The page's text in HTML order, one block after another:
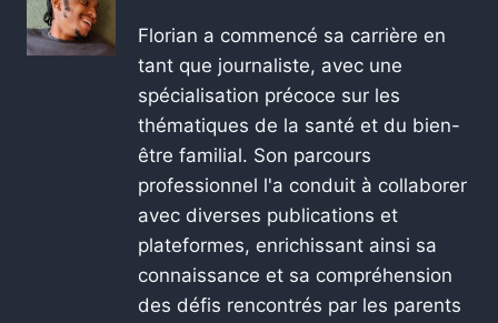
Florian a commencé sa carrière en
tant que journaliste, avec une
spécialisation précoce sur les
thématiques de la santé et du bien-
être familial. Son parcours
professionnel l'a conduit à collaborer
avec diverses publications et
plateformes, enrichissant ainsi sa
connaissance et sa compréhension
des défis rencontrés par les parents